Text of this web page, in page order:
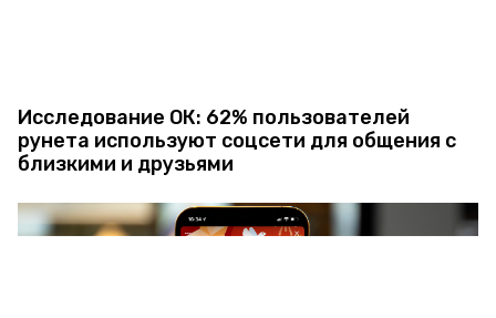
Исследование ОК: 62% пользователей
рунета используют соцсети для общения с
близкими и друзьями